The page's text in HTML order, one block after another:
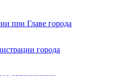
при Главе города
города